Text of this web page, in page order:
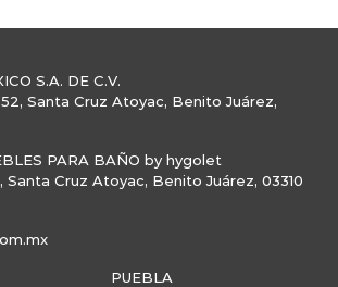
S.A. DE C.V.
Santa Cruz Atoyac, Benito Juárez,
PARA BAÑO by hygolet
Santa Cruz Atoyac, Benito Juárez, 03310
PUEBLA